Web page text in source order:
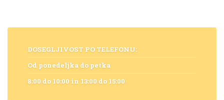
DOSEGLJIVOST PO TELEFONU:
Od ponedeljka do petka
8:00 do 10:00 in 13:00 do 15:00